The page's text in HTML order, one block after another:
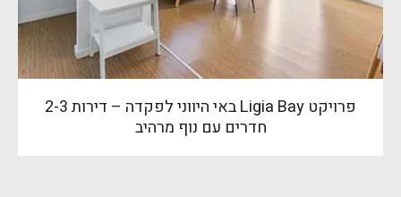
פרויקט Ligia Bay באי היווני לפקדה – דירות 2-3
חדרים עם נוף מרהיב